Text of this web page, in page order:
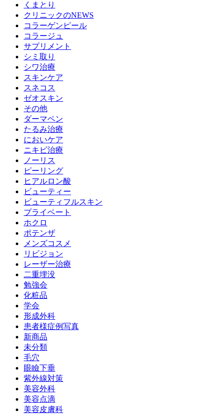
くまとり
クリニックのNEWS
コラーゲンピール
コラージュ
サプリメント
シミ取り
シワ治療
スキンケア
スネコス
ゼオスキン
その他
ダーマペン
たるみ治療
においケア
ニキビ治療
ノーリス
ピーリング
ヒアルロン酸
ビューティー
ビューティフルスキン
プライベート
ホクロ
ポテンザ
メンズコスメ
リビジョン
レーザー治療
二重埋没
勉強会
化粧品
学会
形成外科
患者様症例写真
新商品
未分類
毛穴
眼瞼下垂
紫外線対策
美容外科
美容点滴
美容皮膚科